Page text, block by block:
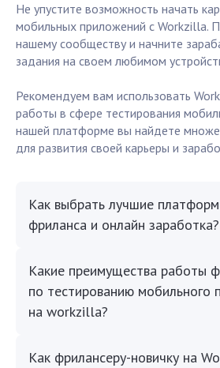
Не упустите возможность начать
мобильных приложений с Workzilla.
нашему сообществу и начните
задания на своем любимом
Рекомендуем вам использовать
работы в сфере тестирования
нашей платформе вы найдете
для развития своей карьеры и
Как выбрать лучшие
фриланса и онлайн заработка?
Какие преимущества работы
по тестированию мобильного
на workzilla?
Как фрилансеру-новичку на